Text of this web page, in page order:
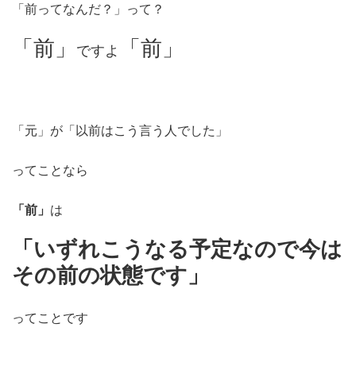
「前ってなんだ？」って？
「前」 ですよ 「前」
「元」が「以前はこう言う人でした」
ってことなら
「前」 は
「いずれこうなる予定なので今は
その前の状態です」
ってことです